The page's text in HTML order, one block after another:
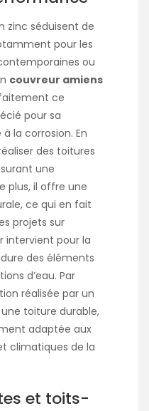
zinc séduisent de
pour les
ou
couvreur amiens
ce
pour sa
la corrosion. En
des toitures
une
plus, il offre une
ce qui en fait
projets sur
intervient pour la
des éléments
d’eau. Par
réalisée par un
toiture durable,
adaptée aux
climatiques de la
et toits-